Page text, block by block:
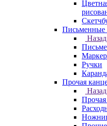
Письменные
Назад
Ручки
Прочая
Назад
Прочая